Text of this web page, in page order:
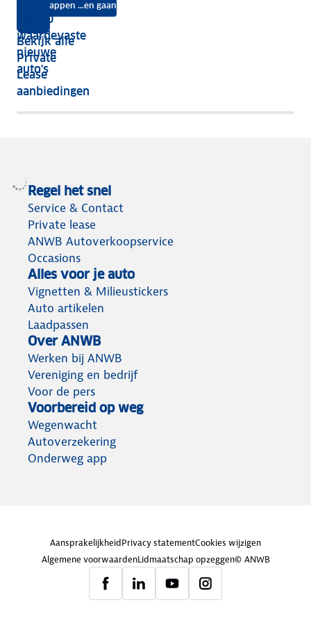
Instappen ...en gaan
Bekijk alle
Private
Lease
aanbiedingen
écht
vijf
jaar
nog
het
meeste
Top 10
waardevaste
nieuwe
auto's
Regel het snel
Service & Contact
Private lease
ANWB Autoverkoopservice
Occasions
Alles voor je auto
Vignetten & Milieustickers
Auto artikelen
Laadpassen
Over ANWB
Werken bij ANWB
Vereniging en bedrijf
Voor de pers
Voorbereid op weg
Wegenwacht
Autoverzekering
Onderweg app
AansprakelijkheidPrivacy statementCookies wijzigen
Algemene voorwaardenLidmaatschap opzeggen© ANWB